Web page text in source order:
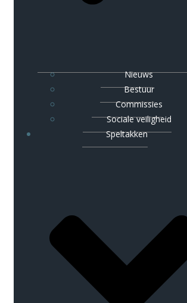
Nieuws
Bestuur
Commissies
Sociale veiligheid
Speltakken